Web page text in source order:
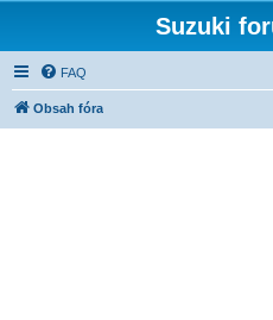
Suzuki
FAQ
Obsah fóra